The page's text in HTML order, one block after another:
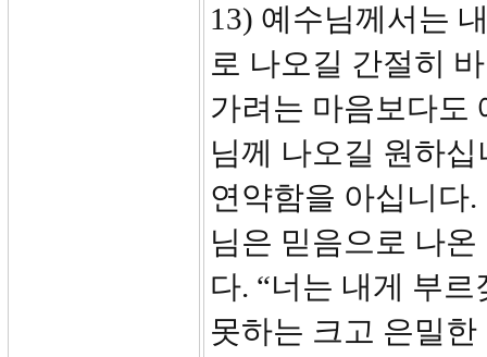
13) 예수님께서는
로 나오길 간절히
가려는 마음보다도
님께 나오길 원하
연약함을 아십니다
님은 믿음으로 나
다. “너는 내게 부
못하는 크고 은밀